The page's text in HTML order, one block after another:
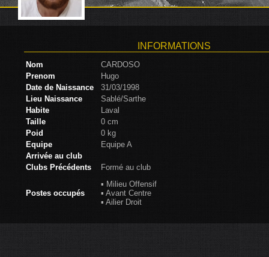
INFORMATIONS
Nom
CARDOSO
Prenom
Hugo
Date de Naissance
31/03/1998
Lieu Naissance
Sablé/Sarthe
Habite
Laval
Taille
0 cm
Poid
0 kg
Equipe
Equipe A
Arrivée au club
Clubs Précédents
Formé au club
Postes occupés
▪ Milieu Offensif
▪ Avant Centre
▪ Ailier Droit